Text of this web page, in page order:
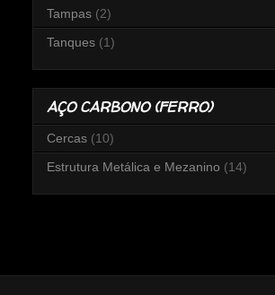
Tampas (2)
Tanques (1)
AÇO CARBONO (FERRO)
Cercas (10)
Estrutura Metálica e Mezanino (14)